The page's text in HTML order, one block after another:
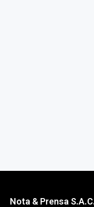
Nota & Prensa